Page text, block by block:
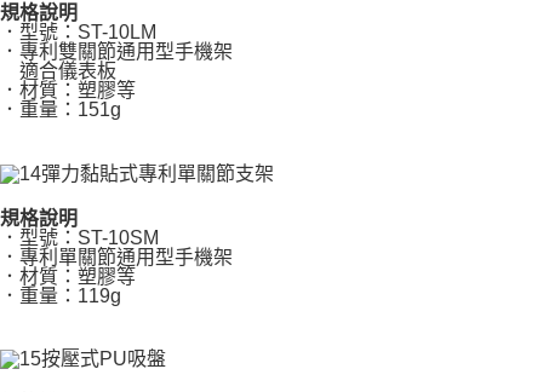
規格說明
．型號：ST-10LM
．專利雙關節通用型手機架
適合儀表板
．材質：塑膠等
．重量：151g
規格說明
．型號：ST-10SM
．專利單關節通用型手機架
．材質：塑膠等
．重量：119g